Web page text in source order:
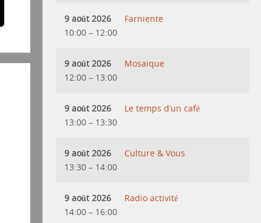
9 août 2026
10:00 – 12:00
Farniente
9 août 2026
12:00 – 13:00
Mosaique
9 août 2026
13:00 – 13:30
Le temps d’un café
9 août 2026
13:30 – 14:00
Culture & Vous
9 août 2026
14:00 – 16:00
Radio activité